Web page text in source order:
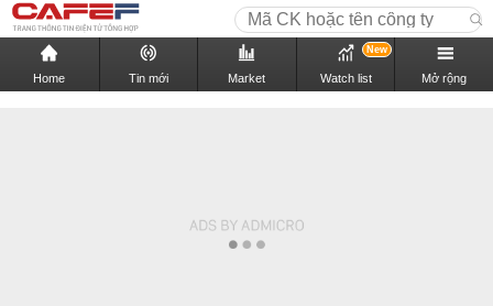
Home Tin mới Market Watch list
New
Mở rộng